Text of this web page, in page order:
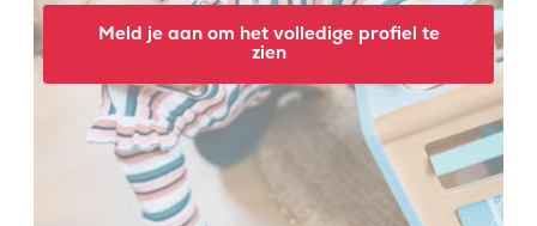
Meld je aan om het volledige profiel te
zien